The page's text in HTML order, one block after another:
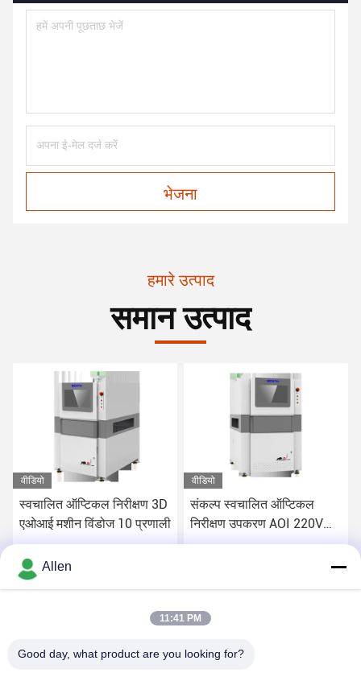
भेजना
हमारे उत्पाद
समान उत्पाद
वीडियो
स्वचालित ऑप्टिकल निरीक्षण 3D
एओआई मशीन विंडोज 10 प्रणाली
सबसे अच्छी कीमत पाएं
वीडियो
संकल्प स्वचालित ऑप्टिकल
निरीक्षण उपकरण AOI 220V
OEM
Allen
11:41 PM
Good day, what product are you looking for?